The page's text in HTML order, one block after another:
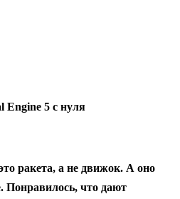
Engine 5 с нуля
ракета, а не движок. А оно
Понравилось, что дают